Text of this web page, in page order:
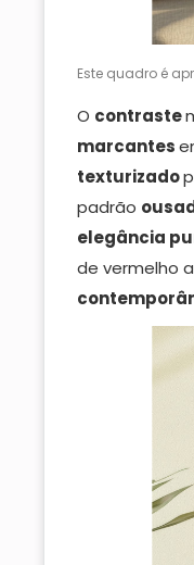
Este quadro é
O contraste
marcantes
texturizado
padrão
elegância
de vermelho